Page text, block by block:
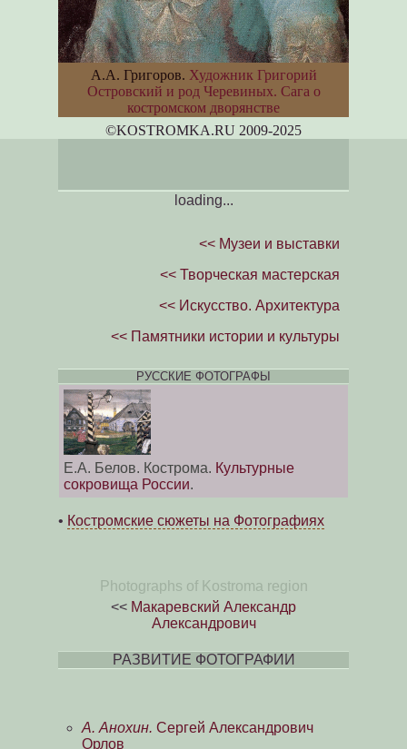
А.А. Григоров. Художник Григорий
Островский и род Черевиных. Сага о
костромском дворянстве
©KOSTROMKA.RU 2009-2025
loading...
<< Музеи и выставки
<< Творческая мастерская
<< Искусство. Архитектура
<< Памятники истории и культуры
РУССКИЕ ФОТОГРАФЫ
Е.А. Белов. Кострома. Культурные
сокровища России.
• Костромские сюжеты на Фотографиях
Photographs of Kostroma region
<< Макаревский Александр
Александрович
РАЗВИТИЕ ФОТОГРАФИИ
А. Анохин. Сергей Александрович
Орлов